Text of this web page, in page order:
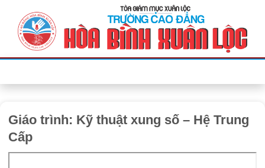
Giáo trình: Kỹ thuật xung số – Hệ Trung
Cấp